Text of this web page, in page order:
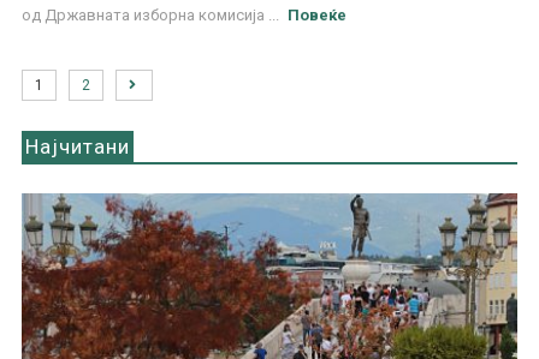
од Државната изборна комисија ...
Повеќе
1 2
Најчитани